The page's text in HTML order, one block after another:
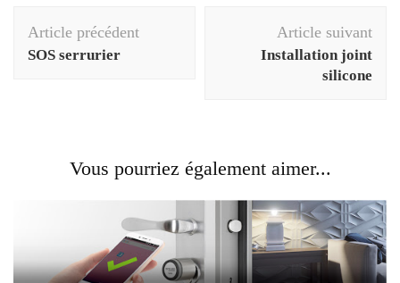
d'article
Article précédent
SOS serrurier
Article suivant
Installation joint
silicone
Vous pourriez également aimer...